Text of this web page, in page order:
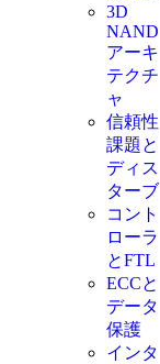
3D
NAND
アーキ
テクチ
ャ
信頼性
課題と
ディス
ターブ
コント
ローラ
とFTL
ECCと
データ
保護
インタ